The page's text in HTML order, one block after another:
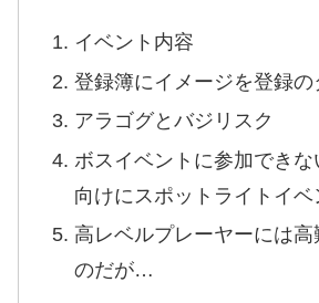
イベント内容
登録簿にイメージを登録の
アラゴグとバジリスク
ボスイベントに参加でき
向けにスポットライトイベ
高レベルプレーヤーには
のだが…